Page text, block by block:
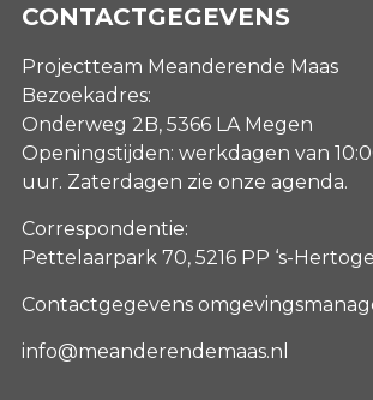
CONTACTGEGEVENS
Projectteam Meanderende Maas
Bezoekadres:
Onderweg 2B, 5366 LA Megen
Openingstijden: werkdagen van
uur. Zaterdagen zie onze agenda.
Correspondentie:
Pettelaarpark 70, 5216 PP ‘s-
Contactgegevens
info@meanderendemaas.nl